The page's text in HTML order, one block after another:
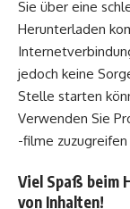
Sie über eine
Herunterladen
jedoch keine
Stelle starten
Verwenden Sie
-filme
Viel Spaß beim
von Inhalten!